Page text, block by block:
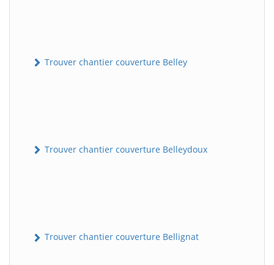
Trouver chantier couverture Belley
Trouver chantier couverture Belleydoux
Trouver chantier couverture Bellignat